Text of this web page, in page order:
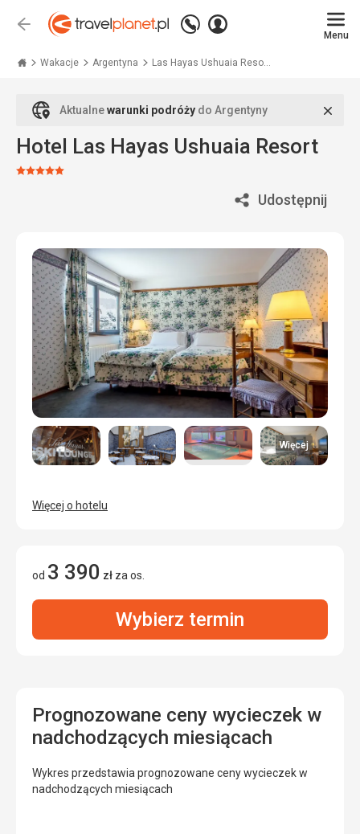
Wstecz
Zadzwoń
+48
771
Zaloguj
Menu
Wakacje Argentyna Las Hayas Ushuaia Reso...
Aktualnewarunki podróży do Argentyny
Hotel Las Hayas Ushuaia Resort
Ocena:
Udostępnij
Więcej
Więcej o hotelu
od 3 390 zł za os.
Wybierz termin
Prognozowane ceny wycieczek w
nadchodzących miesiącach
Wykres przedstawia prognozowane ceny wycieczek w
nadchodzących miesiącach